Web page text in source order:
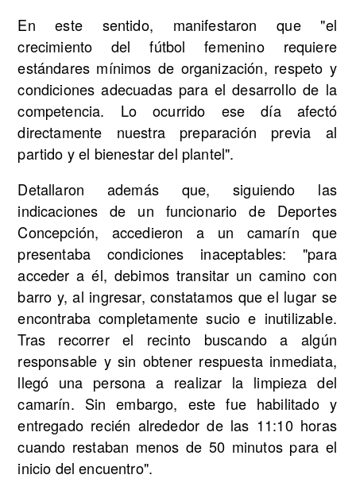
En este sentido, manifestaron que "el
crecimiento del fútbol femenino requiere
estándares mínimos de organización, respeto y
condiciones adecuadas para el desarrollo de la
competencia. Lo ocurrido ese día afectó
directamente nuestra preparación previa al
partido y el bienestar del plantel".
Detallaron además que, siguiendo las
indicaciones de un funcionario de Deportes
Concepción, accedieron a un camarín que
presentaba condiciones inaceptables: "para
acceder a él, debimos transitar un camino con
barro y, al ingresar, constatamos que el lugar se
encontraba completamente sucio e inutilizable.
Tras recorrer el recinto buscando a algún
responsable y sin obtener respuesta inmediata,
llegó una persona a realizar la limpieza del
camarín. Sin embargo, este fue habilitado y
entregado recién alrededor de las 11:10 horas
cuando restaban menos de 50 minutos para el
inicio del encuentro".